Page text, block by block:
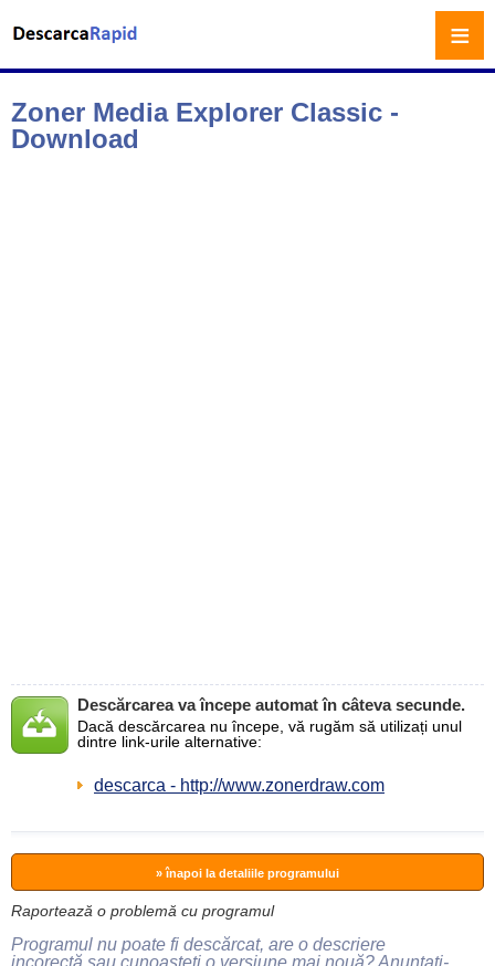
Zoner Media Explorer Classic -
Download
Descărcarea va începe automat în câteva secunde.
Dacă descărcarea nu începe, vă rugăm să utilizați unul
dintre link-urile alternative:
descarca - http://www.zonerdraw.com
» înapoi la detaliile programului
Raportează o problemă cu programul
Programul nu poate fi descărcat, are o descriere
incorectă sau cunoașteți o versiune mai nouă? Anunțați-
≡